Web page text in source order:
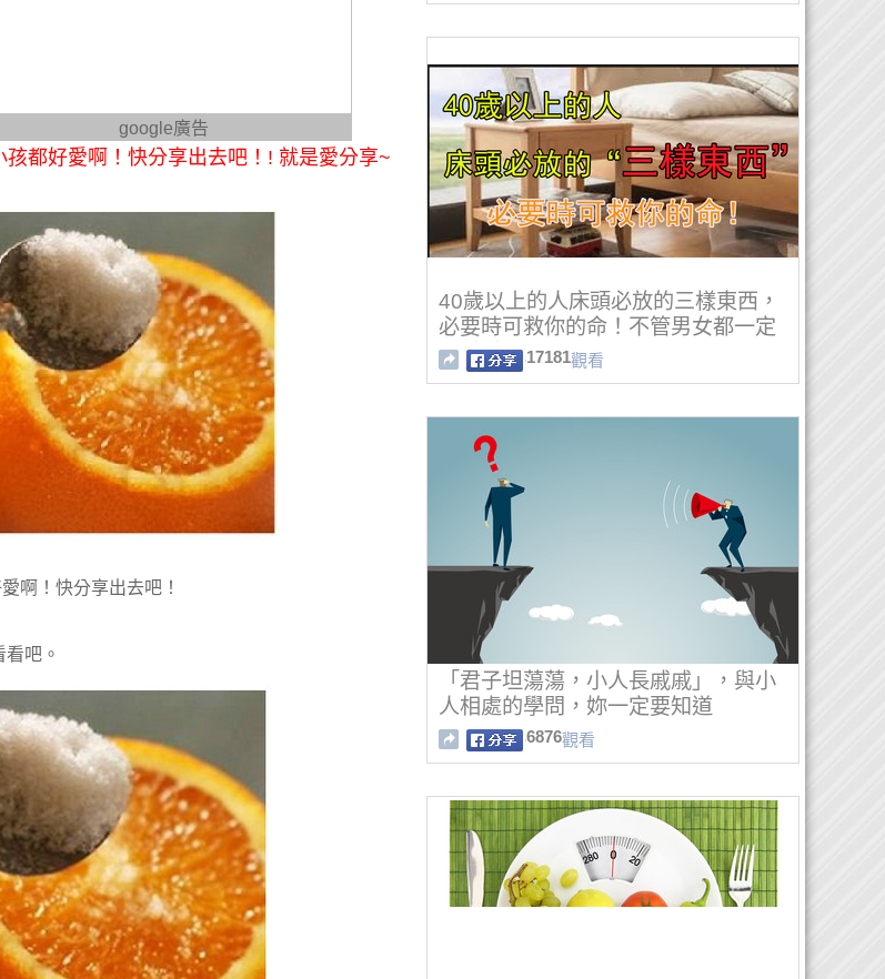
google廣告
都好愛啊！快分享出去吧！! 就是愛分享~
啊！快分享出去吧！
吧。
40歲以上的人床頭必放的三樣東西，
必要時可救你的命！不管男女都一定
要看看！ 17181觀看
「君子坦蕩蕩，小人長戚戚」，與小
人相處的學問，妳一定要知道
6876觀看